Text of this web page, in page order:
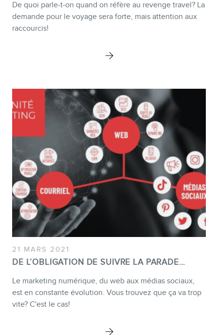
De quoi parle-t-on quand on réfère au revenge travel? La
demande pour le voyage sera forte, mais attention aux
raccourcis!
21 MARS 2021
DE L’OBLIGATION DE SUIVRE LA PARADE…
Le marketing numérique, du web aux médias sociaux,
est en constante évolution. Vous trouvez que ça va trop
vite? C'est le cas!